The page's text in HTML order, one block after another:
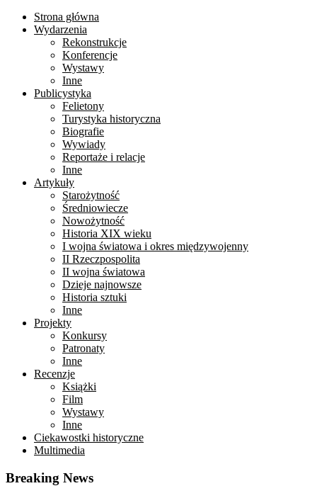
Strona główna
Wydarzenia
Rekonstrukcje
Konferencje
Wystawy
Inne
Publicystyka
Felietony
Turystyka historyczna
Biografie
Wywiady
Reportaże i relacje
Inne
Artykuły
Starożytność
Średniowiecze
Nowożytność
Historia XIX wieku
I wojna światowa i okres międzywojenny
II Rzeczpospolita
II wojna światowa
Dzieje najnowsze
Historia sztuki
Inne
Projekty
Konkursy
Patronaty
Inne
Recenzje
Książki
Film
Wystawy
Inne
Ciekawostki historyczne
Multimedia
Breaking News